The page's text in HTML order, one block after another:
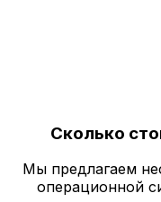
Сколько
Мы предлагаем
операционной